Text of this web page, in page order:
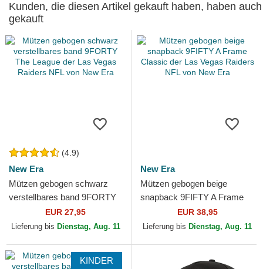
Kunden, die diesen Artikel gekauft haben, haben auch
gekauft
(4.9)
New Era
Mützen gebogen schwarz
verstellbares band 9FORTY
The League der Las Vegas
Raiders NFL von New Era
EUR 27,95
Lieferung bis Dienstag, Aug. 11
New Era
Mützen gebogen beige
snapback 9FIFTY A Frame
Classic der Las Vegas
Raiders NFL von New Era
EUR 38,95
Lieferung bis Dienstag, Aug. 11
KINDER